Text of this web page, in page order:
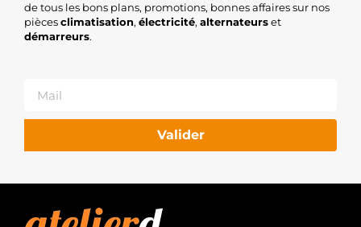
de tous les bons plans, promotions, bonnes affaires sur nos
piècesclimatisation, électricité, alternateurset
démarreurs.
Valider